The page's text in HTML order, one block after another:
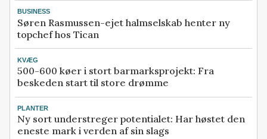
BUSINESS
Søren Rasmussen-ejet halmselskab henter ny
topchef hos Tican
KVÆG
500-600 køer i stort barmarksprojekt: Fra
beskeden start til store drømme
PLANTER
Ny sort understreger potentialet: Har høstet den
eneste mark i verden af sin slags